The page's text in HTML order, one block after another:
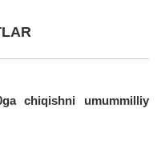
chiqishni umummilliy